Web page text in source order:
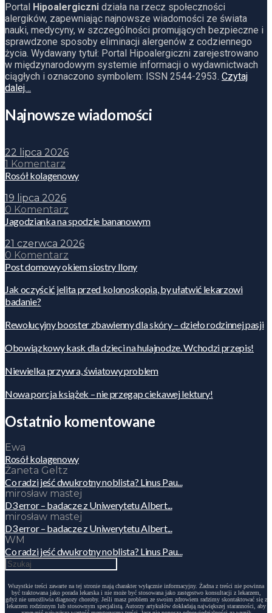
Portal Hipoalergiczni działa na rzecz społeczności
alergików, zapewniając najnowsze wiadomości ze świata
nauki, medycyny, w szczególności promujących bezpieczne i
sprawdzone sposoby eliminacji alergenów z codziennego
życia. Wydawany tytuł: Portal Hipoalergiczni zarejestrowano
w międzynarodowym systemie informacji o wydawnictwach
ciągłych i oznaczono symbolem: ISSN 2544-2953. Czytaj
dalej…
Najnowsze wiadomości
22 lipca 2026
1 Komentarz
Rosół kolagenowy
19 lipca 2026
0 Komentarz
Jagodzianka na spodzie bananowym
21 czerwca 2026
0 Komentarz
Post domowy okiem siostry Ilony
Jak oczyścić jelita przed kolonoskopią, by ułatwić lekarzowi
badanie?
Rewolucyjny booster zbawienny dla skóry – dzieło rodzinnej pasji
Obowiązkowy kask dla dzieci na hulajnodze. Wchodzi przepis!
Niewielka przywra, światowy problem
Nowa porcja książek – nie przegap ciekawej lektury!
Ostatnio komentowane
Ewa
Rosół kolagenowy
Żaneta Geltz
Co radzi jeść dwukrotny noblista? Linus Pau...
mirosław mastej
D3 error – badacze z Uniwerytetu Albert...
mirosław mastej
D3 error – badacze z Uniwerytetu Albert...
WM
Co radzi jeść dwukrotny noblista? Linus Pau...
Wszystkie treści zawarte na tej stronie mają charakter wyłącznie informacyjny. Żadna z treści nie powinna
być traktowana jako porada lekarska i nie może być stosowana jako zastępstwo konsultacji z lekarzem,
gdyż nie umożliwia diagnozy choroby. Jeśli masz problem ze swoim zdrowiem radzimy skontaktować się z
lekarzem rodzinnym lub stosownym specjalistą. Autorzy artykułów dokładają największej staranności, aby